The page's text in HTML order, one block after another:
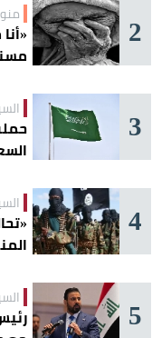
2
3
4
5